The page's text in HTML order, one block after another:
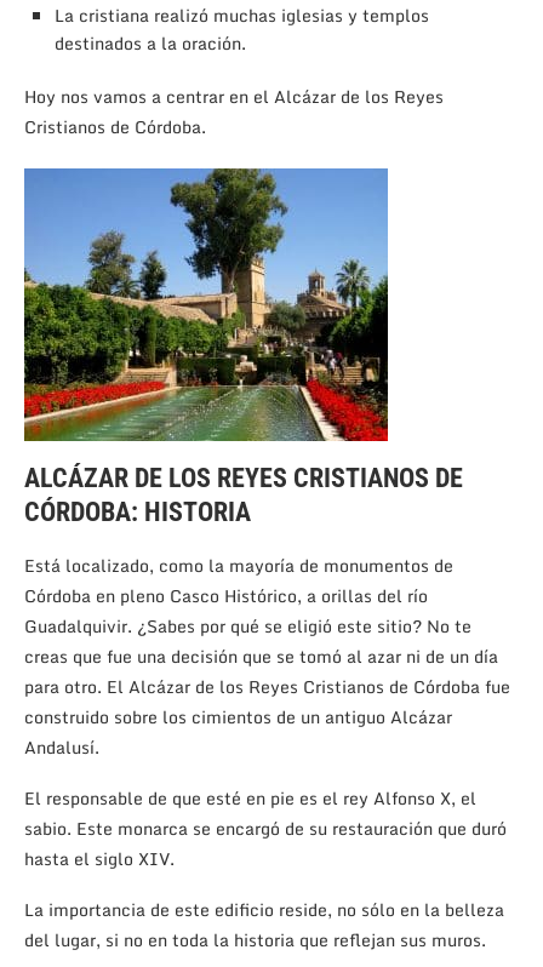
La cristiana realizó muchas iglesias y templos
destinados a la oración.
Hoy nos vamos a centrar en el Alcázar de los Reyes
Cristianos de Córdoba.
ALCÁZAR DE LOS REYES CRISTIANOS DE
CÓRDOBA: HISTORIA
Está localizado, como la mayoría de monumentos de
Córdoba en pleno Casco Histórico, a orillas del río
Guadalquivir. ¿Sabes por qué se eligió este sitio? No te
creas que fue una decisión que se tomó al azar ni de un día
para otro. El Alcázar de los Reyes Cristianos de Córdoba fue
construido sobre los cimientos de un antiguo Alcázar
Andalusí.
El responsable de que esté en pie es el rey Alfonso X, el
sabio. Este monarca se encargó de su restauración que duró
hasta el siglo XIV.
La importancia de este edificio reside, no sólo en la belleza
del lugar, si no en toda la historia que reflejan sus muros.